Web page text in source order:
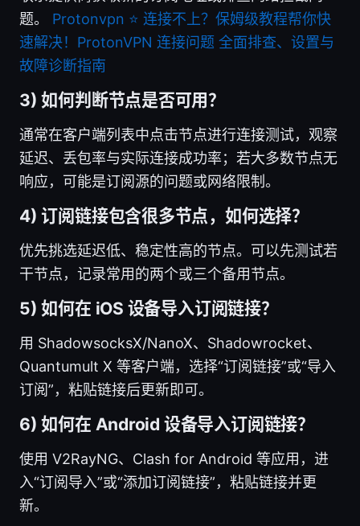
题。 Protonvpn ⭐ 连接不上？保姆级教程帮你快
速解决！ProtonVPN 连接问题 全面排查、设置与
故障诊断指南
3) 如何判断节点是否可用？
通常在客户端列表中点击节点进行连接测试，观察
延迟、丢包率与实际连接成功率；若大多数节点无
响应，可能是订阅源的问题或网络限制。
4) 订阅链接包含很多节点，如何选择？
优先挑选延迟低、稳定性高的节点。可以先测试若
干节点，记录常用的两个或三个备用节点。
5) 如何在 iOS 设备导入订阅链接？
用 ShadowsocksX/NanoX、Shadowrocket、
Quantumult X 等客户端，选择“订阅链接”或“导入
订阅”，粘贴链接后更新即可。
6) 如何在 Android 设备导入订阅链接？
使用 V2RayNG、Clash for Android 等应用，进
入“订阅导入”或“添加订阅链接”，粘贴链接并更
新。